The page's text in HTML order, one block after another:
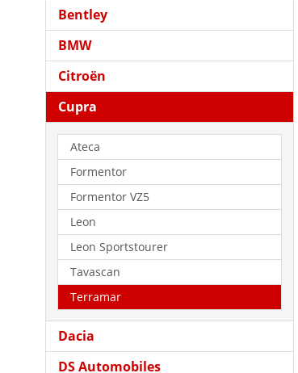
Bentley
BMW
Citroën
Cupra
Ateca
Formentor
Formentor VZ5
Leon
Leon Sportstourer
Tavascan
Terramar
Dacia
DS Automobiles